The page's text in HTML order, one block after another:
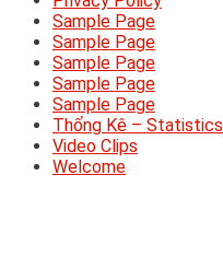
Sample Page
Sample Page
Sample Page
Sample Page
Sample Page
Thống Kê – Statistics
Video Clips
Welcome